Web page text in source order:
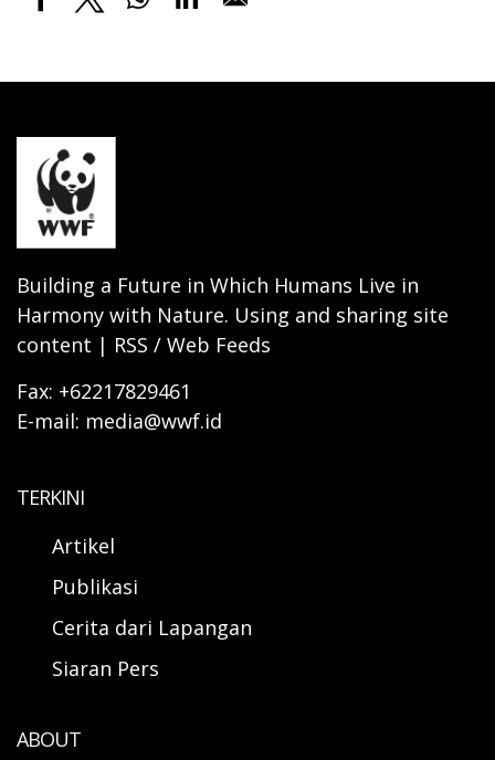
Building a Future in Which Humans Live in
Harmony with Nature. Using and sharing site
content | RSS / Web Feeds
Fax: +62217829461
E-mail: media@wwf.id
TERKINI
Artikel
Publikasi
Cerita dari Lapangan
Siaran Pers
ABOUT